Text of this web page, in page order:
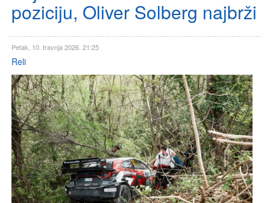
poziciju, Oliver Solberg najbrži
Petak, 10. travnja 2026. 21:25
Reli